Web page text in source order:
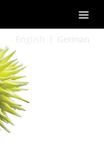
English German